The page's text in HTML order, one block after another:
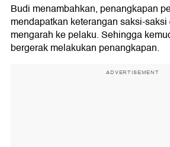
Budi menambahkan, penangkapan
mendapatkan keterangan saksi-
mengarah ke pelaku. Sehingga
bergerak melakukan penangkapan.
ADVERTISEMENT